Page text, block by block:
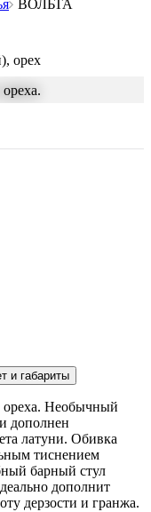
ВОЛЬТА
орех
и габариты
ореха. Необычный
дополнен
латуни. Обивка
тиснением
барный стул
дополнит
дерзости и гранжа.